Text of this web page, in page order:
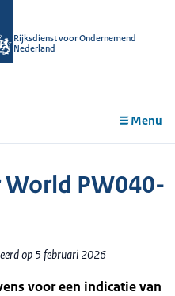
Rijksdienst voor Ondernemend
Nederland
Menu
World PW040-
op 5 februari 2026
voor een indicatie van